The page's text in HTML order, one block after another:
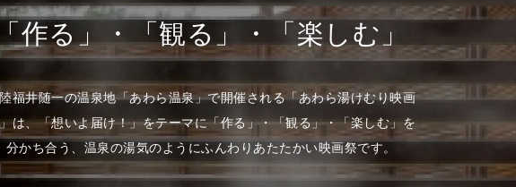
作る」・「観る」・「楽しむ」
福井随一の温泉地「あわら温泉」で開催される「あわら湯けむり映画
は、「想いよ届け！」をテーマに「作る」・「観る」・「楽しむ」を
分かち合う、温泉の湯気のようにふんわりあたたかい映画祭です。